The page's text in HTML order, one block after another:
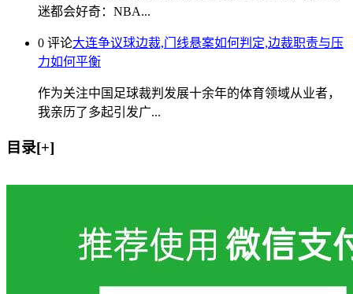
迷都会好奇：NBA...
0 评论大连争议球边裁,门线悬案如何判定,边裁职责与压
力如何平衡
作为关注中国足球裁判发展十余年的体育领域从业者，
我亲历了多起引发广...
目录[+]